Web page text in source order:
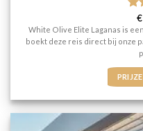
5
€
White Olive Elite Laganas is
boekt deze reis direct bij onze